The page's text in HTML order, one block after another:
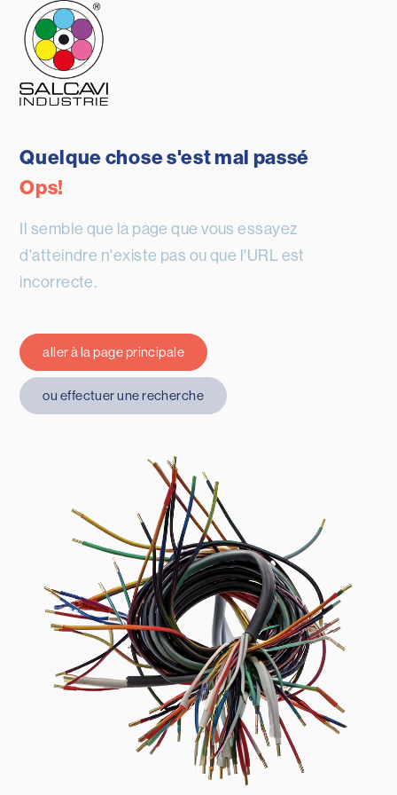
Quelque chose s'est mal passé
Ops!
Il semble que la page que vous essayez
d'atteindre n'existe pas ou que l'URL est
incorrecte.
aller à la page principale
ou effectuer une recherche